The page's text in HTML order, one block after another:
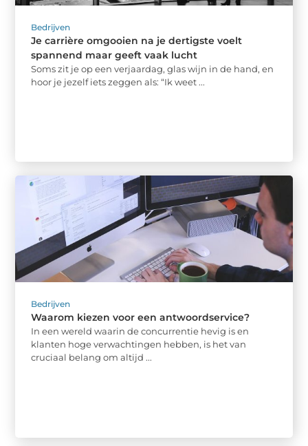
Bedrijven
Je carrière omgooien na je dertigste voelt
spannend maar geeft vaak lucht
Soms zit je op een verjaardag, glas wijn in de hand, en
hoor je jezelf iets zeggen als: “Ik weet ...
Bedrijven
Waarom kiezen voor een antwoordservice?
In een wereld waarin de concurrentie hevig is en
klanten hoge verwachtingen hebben, is het van
cruciaal belang om altijd ...